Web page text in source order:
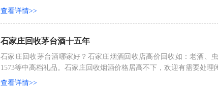
查看详情>>
石家庄回收茅台酒十五年
石家庄回收茅台酒哪家好？石家庄烟酒回收店高价回收如：老酒、
1573等中高档礼品。石家庄回收烟酒价格居高不下，欢迎有需要处理
查看详情>>